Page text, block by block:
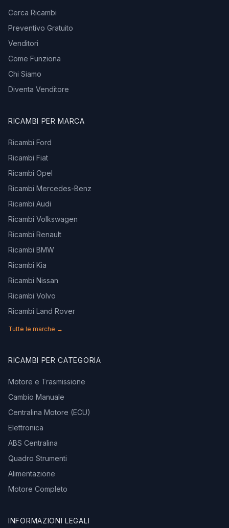
Cerca Ricambi
Preventivo Gratuito
Venditori
Come Funziona
Chi Siamo
Diventa Venditore
RICAMBI PER MARCA
Ricambi Ford
Ricambi Fiat
Ricambi Opel
Ricambi Mercedes-Benz
Ricambi Audi
Ricambi Volkswagen
Ricambi Renault
Ricambi BMW
Ricambi Kia
Ricambi Nissan
Ricambi Volvo
Ricambi Land Rover
Tutte le marche →
RICAMBI PER CATEGORIA
Motore e Trasmissione
Cambio Manuale
Centralina Motore (ECU)
Elettronica
ABS Centralina
Quadro Strumenti
Alimentazione
Motore Completo
INFORMAZIONI LEGALI